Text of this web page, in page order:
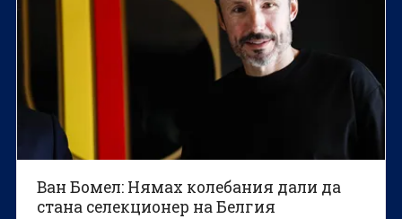
Ван Бомел: Нямах колебания дали да
стана селекционер на Белгия